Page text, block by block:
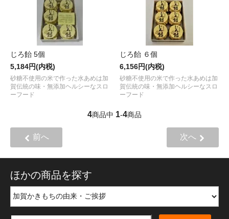
じろ飴 5個
5,184円(内税)
砂糖不使用の米で作った水あめは加
賀伝統の味・無添加ヘルシーなスロ
ーフード
じろ飴 ６個
6,156円(内税)
砂糖不使用の米で作った水あめは加
賀伝統の味・無添加ヘルシーなスロ
ーフード
4商品中 1-4商品
前へ 次へ
ほかの商品を探す